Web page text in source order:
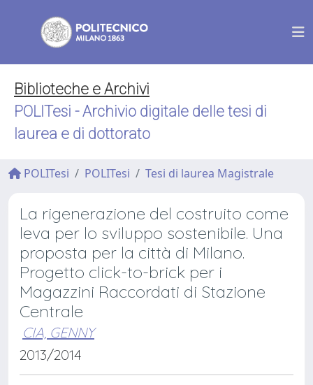
Biblioteche e Archivi
POLITesi - Archivio digitale delle tesi di
laurea e di dottorato
POLITesi POLITesi Tesi di laurea Magistrale
La rigenerazione del costruito come
leva per lo sviluppo sostenibile. Una
proposta per la città di Milano.
Progetto click-to-brick per i
Magazzini Raccordati di Stazione
Centrale
CIA, GENNY
2013/2014